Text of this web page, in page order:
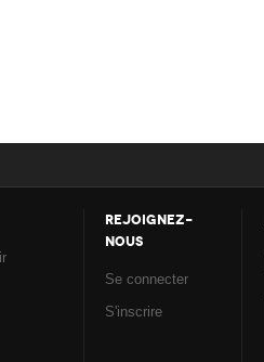
REJOIGNEZ-
NOUS
Se connecter
S'inscrire